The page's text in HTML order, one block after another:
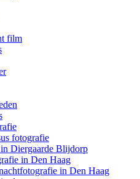
film
fotografie
Diergaarde Blijdorp
in Den Haag
in Den Haag